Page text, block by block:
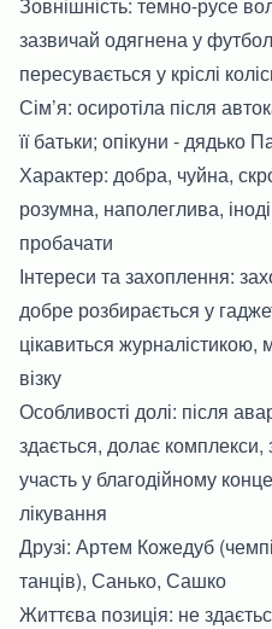
зазвичай одягнена у
пересувається у кріслі
Сім’я: осиротіла після
її батьки; опікуни - дядько
Характер: добра, чуйна,
розумна, наполеглива,
пробачати
Інтереси та захоплення:
добре розбирається у
цікавиться журналістикою,
візку
Особливості долі: після
здається, долає комплекси,
участь у благодійному
лікування
Друзі: Артем Кожедуб
танців), Санько, Сашко
Життєва позиція: не